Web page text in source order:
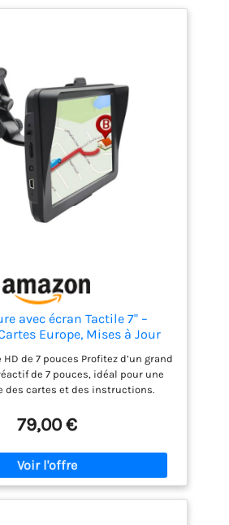
avec écran Tactile 7" –
Europe, Mises à Jour
Radar, Assistance
Camions et Camping-Cars
de 7 pouces Profitez d’un grand
de 7 pouces, idéal pour une
des cartes et des instructions.
et camping-cars.
avec les cartes complètes de 52
Téléchargez gratuitement les
PC, sans frais supplémentaires.
de vitesse et POI toujours à jour.
79,00 €